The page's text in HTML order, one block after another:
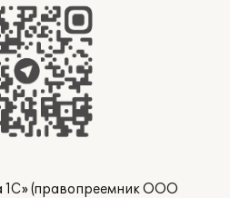
1С» (правопреемник ООО